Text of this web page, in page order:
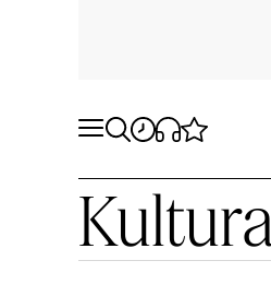
Kultura